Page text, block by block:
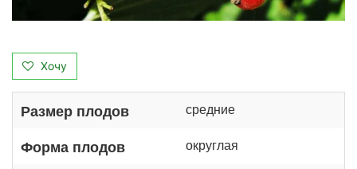
Хочу
Размер плодов средние
Форма плодов округлая